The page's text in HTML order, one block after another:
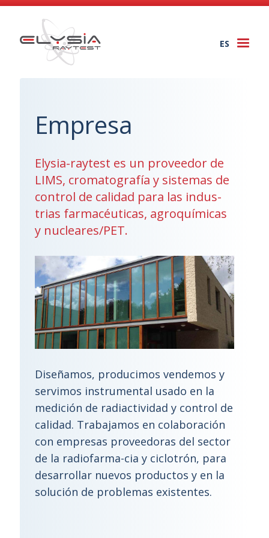
ES
Empresa
Elysia-raytest es un proveedor de
LIMS, cromatografía y sistemas de
control de calidad para las indus-
trias farmacéuticas, agroquímicas
y nucleares/PET.
Diseñamos, producimos vendemos y
servimos instrumental usado en la
medición de radiactividad y control de
calidad. Trabajamos en colaboración
con empresas proveedoras del sector
de la radiofarma-cia y ciclotrón, para
desarrollar nuevos productos y en la
solución de problemas existentes.